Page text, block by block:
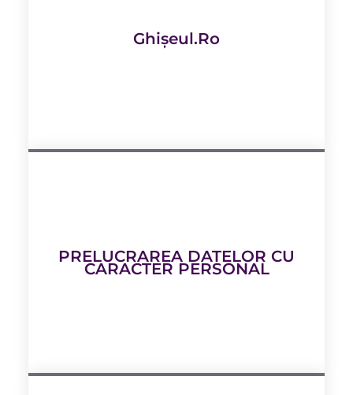
Ghișeul.ro
PRELUCRAREA DATELOR CU
CARACTER PERSONAL